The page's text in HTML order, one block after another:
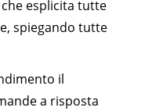
esplicita tutte
spiegando tutte
il
a risposta